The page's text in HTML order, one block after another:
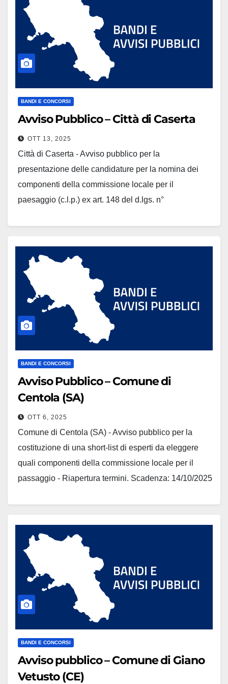
BANDI E CONCORSI
Avviso Pubblico – Città di Caserta
OTT 13, 2025
Città di Caserta - Avviso pubblico per la
presentazione delle candidature per la nomina dei
componenti della commissione locale per il
paesaggio (c.l.p.) ex art. 148 del d.lgs. n°
BANDI E CONCORSI
Avviso Pubblico – Comune di
Centola (SA)
OTT 6, 2025
Comune di Centola (SA) - Avviso pubblico per la
costituzione di una short-list di esperti da eleggere
quali componenti della commissione locale per il
passaggio - Riapertura termini. Scadenza: 14/10/2025
BANDI E CONCORSI
Avviso pubblico – Comune di Giano
Vetusto (CE)